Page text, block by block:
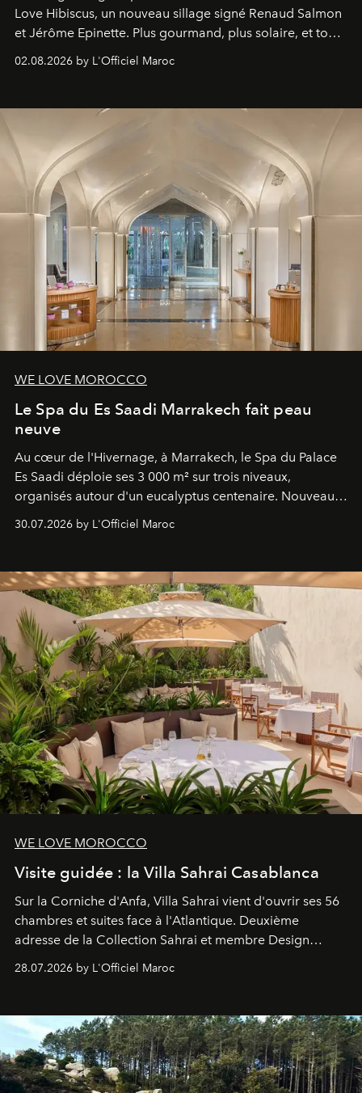
Love Hibiscus, un nouveau sillage signé Renaud Salmon
et Jérôme Epinette. Plus gourmand, plus solaire, et tout
02.08.2026 by L'Officiel Maroc
WE LOVE MOROCCO
Le Spa du Es Saadi Marrakech fait peau
neuve
Au cœur de l'Hivernage, à Marrakech, le Spa du Palace
Es Saadi déploie ses 3 000 m² sur trois niveaux,
organisés autour d'un eucalyptus centenaire. Nouveau
neuro-cosmétique, parcours thermal et studio dédié au
entièreté, entre science des émotions et rituels
reposants.
30.07.2026 by L'Officiel Maroc
WE LOVE MOROCCO
Visite guidée : la Villa Sahrai Casablanca
Sur la Corniche d'Anfa, Villa Sahrai vient d'ouvrir ses 56
chambres et suites face à l'Atlantique. Deuxième
adresse de la Collection Sahrai et membre Design
Pillet promet un lieu de vie complet. On y a déjeuné…
28.07.2026 by L'Officiel Maroc